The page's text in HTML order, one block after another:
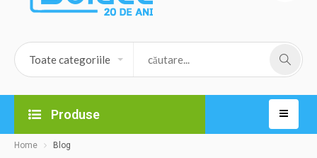
Produse
Home Blog